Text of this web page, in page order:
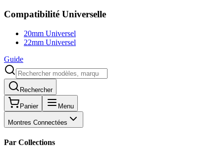
Compatibilité Universelle
20mm Universel
22mm Universel
Guide
Rechercher
Panier Menu
Montres Connectées
Par Collections